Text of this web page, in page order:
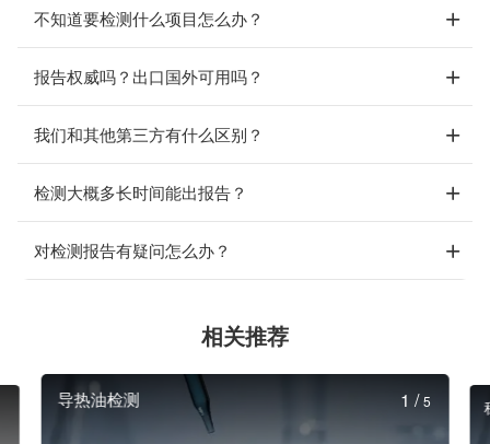
不知道要检测什么项目怎么办？
报告权威吗？出口国外可用吗？
我们和其他第三方有什么区别？
检测大概多长时间能出报告？
对检测报告有疑问怎么办？
相关推荐
导热油检测 1 /5